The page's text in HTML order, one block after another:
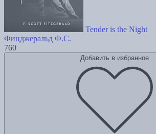
Tender is the Night
Фицджеральд Ф.С.
760
Добавить в избранное